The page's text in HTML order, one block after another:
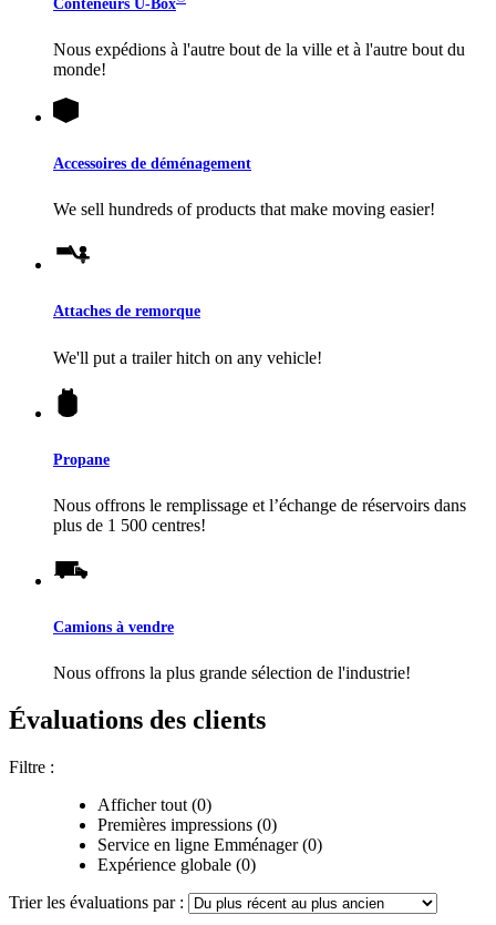
Conteneurs U-Box
Nous expédions à l'autre bout de la ville et à l'autre bout du
monde!
Accessoires de déménagement
We sell hundreds of products that make moving easier!
Attaches de remorque
We'll put a trailer hitch on any vehicle!
Propane
Nous offrons le remplissage et l’échange de réservoirs dans
plus de 1 500 centres!
Camions à vendre
Nous offrons la plus grande sélection de l'industrie!
Évaluations des clients
Filtre :
Afficher tout (0)
Premières impressions (0)
Service en ligne Emménager (0)
Expérience globale (0)
Trier les évaluations par :